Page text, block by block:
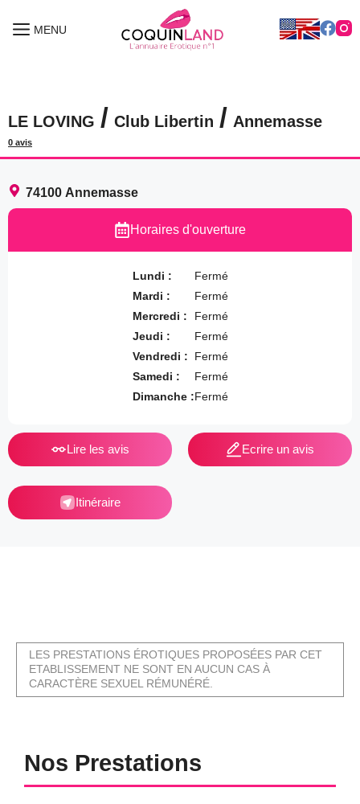
MENU
MENU
LE LOVING / Club Libertin / Annemasse
0 avis
74100 Annemasse
Horaires d'ouverture
Lundi :
Mardi :
Mercredi :
Jeudi :
Vendredi :
Samedi :
Dimanche :
Fermé
Fermé
Fermé
Fermé
Fermé
Fermé
Fermé
Lire les avis Ecrire un avis
Itinéraire
LES PRESTATIONS ÉROTIQUES PROPOSÉES PAR CET
ETABLISSEMENT NE SONT EN AUCUN CAS À
CARACTÈRE SEXUEL RÉMUNÉRÉ.
Nos Prestations